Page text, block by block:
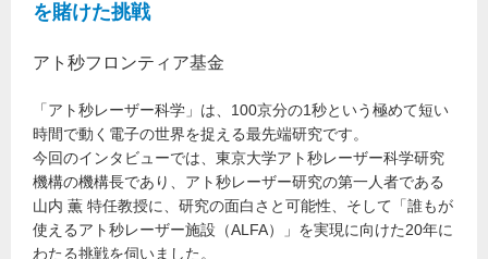
を賭けた挑戦
アト秒フロンティア基金
「アト秒レーザー科学」は、100京分の1秒という極めて短い
時間で動く電子の世界を捉える最先端研究です。
今回のインタビューでは、東京大学アト秒レーザー科学研究
機構の機構長であり、アト秒レーザー研究の第一人者である
山内 薫 特任教授に、研究の面白さと可能性、そして「誰もが
使えるアト秒レーザー施設（ALFA）」を実現に向けた20年に
わたる挑戦を伺いました。